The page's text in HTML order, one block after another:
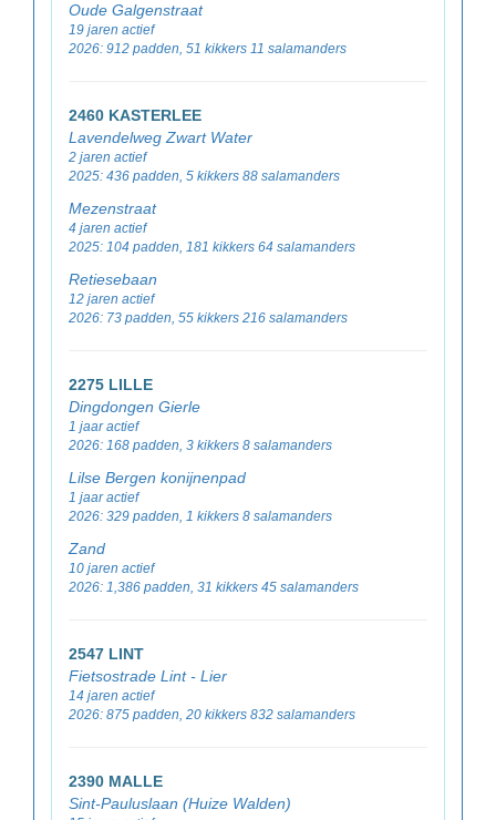
Oude Galgenstraat
19 jaren actief
2026: 912 padden, 51 kikkers 11 salamanders
2460 KASTERLEE
Lavendelweg Zwart Water
2 jaren actief
2025: 436 padden, 5 kikkers 88 salamanders
Mezenstraat
4 jaren actief
2025: 104 padden, 181 kikkers 64 salamanders
Retiesebaan
12 jaren actief
2026: 73 padden, 55 kikkers 216 salamanders
2275 LILLE
Dingdongen Gierle
1 jaar actief
2026: 168 padden, 3 kikkers 8 salamanders
Lilse Bergen konijnenpad
1 jaar actief
2026: 329 padden, 1 kikkers 8 salamanders
Zand
10 jaren actief
2026: 1,386 padden, 31 kikkers 45 salamanders
2547 LINT
Fietsostrade Lint - Lier
14 jaren actief
2026: 875 padden, 20 kikkers 832 salamanders
2390 MALLE
Sint-Pauluslaan (Huize Walden)